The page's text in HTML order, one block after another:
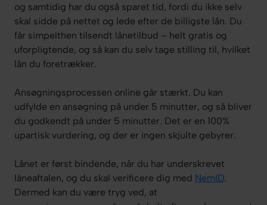
og samtidig har du også sparet tid, fordi du ikke selv
skal sidde på nettet og lede efter de billigste lån. Du
får simpelthen tilsendt lånetilbud – helt gratis og
uforpligtende, og så kan du selv tage stilling til, hvilket
lån du foretrækker.
Ansøgningsprocessen online går stærkt. Du kan
udfylde en ansøgning på under 5 minutter, og så bliver
du godkendt på under 5 minutter. Det er en 100%
upartisk vurdering, og der er ingen skjulte gebyrer.
Lånet er først bindende, når du har underskrevet
låneaftalen, og du skal verificere dig med NemID.
Dermed kan du være tryg ved, at